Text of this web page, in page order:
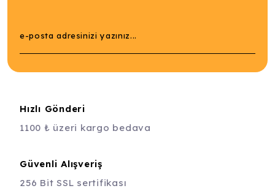
Hızlı Gönderi
1100 ₺ üzeri kargo bedava
Güvenli Alışveriş
256 Bit SSL sertifikası